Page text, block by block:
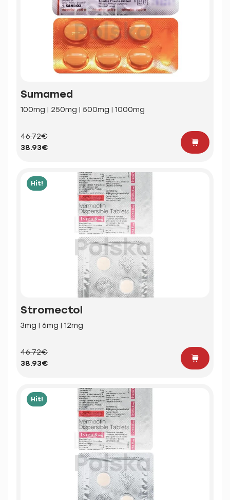
Sumamed
100mg | 250mg | 500mg | 1000mg
46.72€
38.93€
Hit!
Stromectol
3mg | 6mg | 12mg
46.72€
38.93€
Hit!